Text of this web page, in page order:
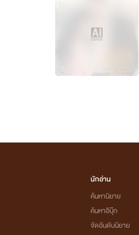
นักอ่าน
ค้นหานิยาย
ค้นหาอีบุ๊ก
จัดอันดับนิยาย